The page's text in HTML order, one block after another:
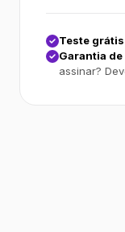
Teste
Garantia
assinar?